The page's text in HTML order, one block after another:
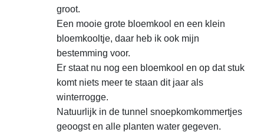
groot.
Een mooie grote bloemkool en een klein
bloemkooltje, daar heb ik ook mijn
bestemming voor.
Er staat nu nog een bloemkool en op dat stuk
komt niets meer te staan dit jaar als
winterrogge.
Natuurlijk in de tunnel snoepkomkommertjes
geoogst en alle planten water gegeven.